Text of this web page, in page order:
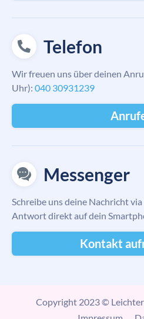
Telefon
Wir freuen uns über deinen
Uhr): 040 30931239
Messenger
Schreibe uns deine Nachricht
Antwort direkt auf dein
Kontakt
Copyright 2023 ©